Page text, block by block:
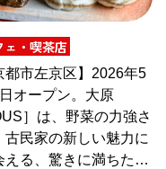
ェ・喫茶店
都市左京区】2026年5
オープン。大原
］は、野菜の力強さ
古民家の新しい魅力に
える、驚きに満ちたカ